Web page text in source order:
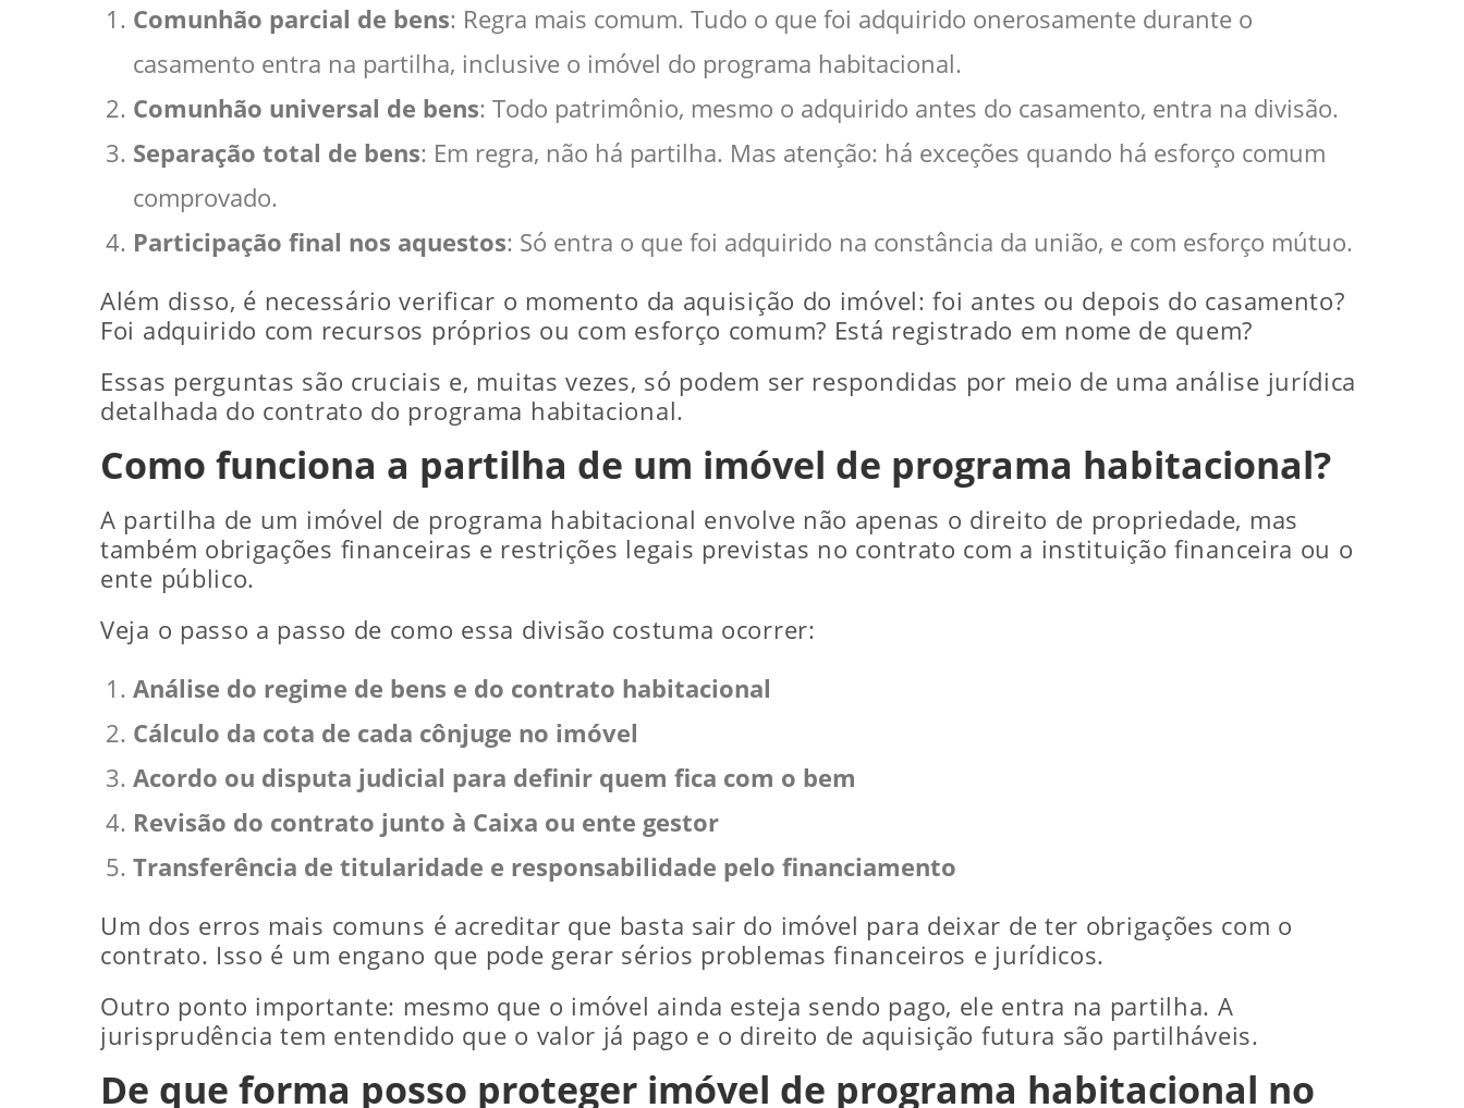
Comunhão parcial de bens: Regra mais comum. Tudo o que foi adquirido onerosamente durante o
casamento entra na partilha, inclusive o imóvel do programa habitacional.
Comunhão universal de bens: Todo patrimônio, mesmo o adquirido antes do casamento, entra na divisão.
Separação total de bens: Em regra, não há partilha. Mas atenção: há exceções quando há esforço comum
comprovado.
Participação final nos aquestos: Só entra o que foi adquirido na constância da união, e com esforço mútuo.
Além disso, é necessário verificar o momento da aquisição do imóvel: foi antes ou depois do casamento?
Foi adquirido com recursos próprios ou com esforço comum? Está registrado em nome de quem?
Essas perguntas são cruciais e, muitas vezes, só podem ser respondidas por meio de uma análise jurídica
detalhada do contrato do programa habitacional.
Como funciona a partilha de um imóvel de programa habitacional?
A partilha de um imóvel de programa habitacional envolve não apenas o direito de propriedade, mas
também obrigações financeiras e restrições legais previstas no contrato com a instituição financeira ou o
ente público.
Veja o passo a passo de como essa divisão costuma ocorrer:
Análise do regime de bens e do contrato habitacional
Cálculo da cota de cada cônjuge no imóvel
Acordo ou disputa judicial para definir quem fica com o bem
Revisão do contrato junto à Caixa ou ente gestor
Transferência de titularidade e responsabilidade pelo financiamento
Um dos erros mais comuns é acreditar que basta sair do imóvel para deixar de ter obrigações com o
contrato. Isso é um engano que pode gerar sérios problemas financeiros e jurídicos.
Outro ponto importante: mesmo que o imóvel ainda esteja sendo pago, ele entra na partilha. A
jurisprudência tem entendido que o valor já pago e o direito de aquisição futura são partilháveis.
De que forma posso proteger imóvel de programa habitacional no